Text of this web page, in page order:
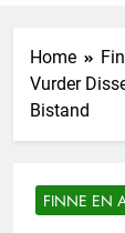
Home
Vurder
Bistand
FINNE EN